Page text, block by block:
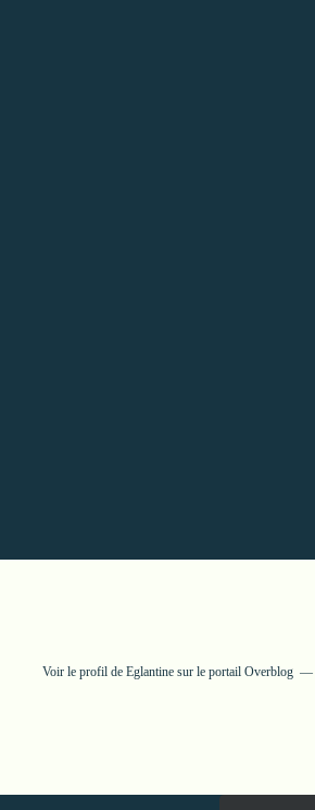
Voir le profil de Eglantinesur le portail Overblog